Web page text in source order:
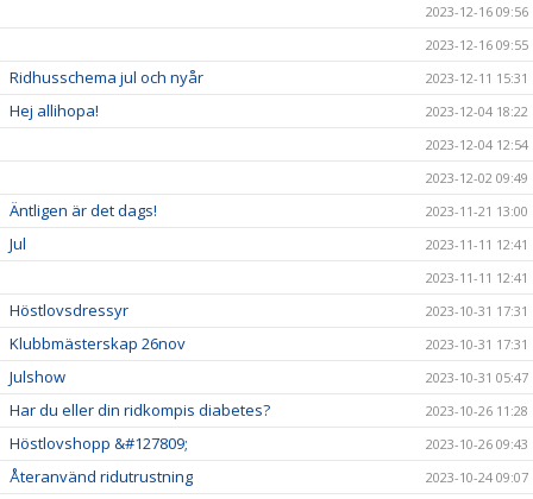
2023-12-16 09:56
2023-12-16 09:55
Ridhusschema jul och nyår 2023-12-11 15:31
Hej allihopa!
2023-12-04 18:22
2023-12-04 12:54
2023-12-02 09:49
Äntligen är det dags! 2023-11-21 13:00
Jul
2023-11-11 12:41
2023-11-11 12:41
Höstlovsdressyr 2023-10-31 17:31
Klubbmästerskap 26nov 2023-10-31 17:31
Julshow 2023-10-31 05:47
Har du eller din ridkompis diabetes? 2023-10-26 11:28
Höstlovshopp &#127809; 2023-10-26 09:43
Återanvänd ridutrustning
2023-10-24 09:07